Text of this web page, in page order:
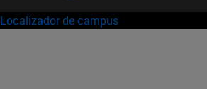
Localizador de campus